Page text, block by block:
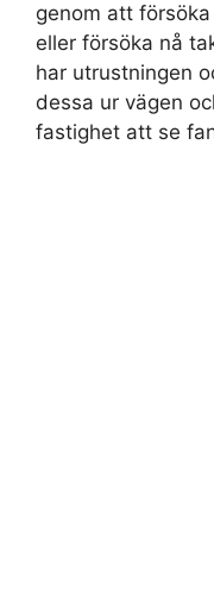
genom att
eller försöka nå
har utrustningen
dessa ur vägen
fastighet att se